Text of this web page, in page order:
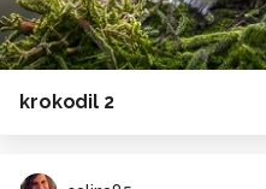
krokodil 2